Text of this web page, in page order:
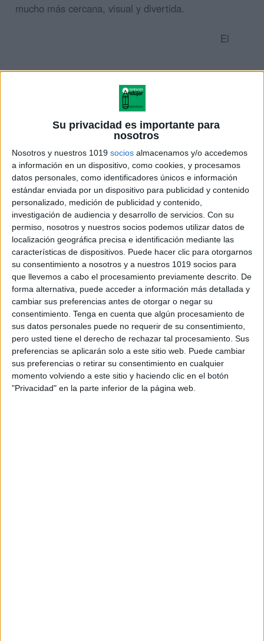
Su privacidad es importante para
nosotros
Nosotros y nuestros 1019 socios almacenamos y/o accedemos
a información en un dispositivo, como cookies, y procesamos
datos personales, como identificadores únicos e información
estándar enviada por un dispositivo para publicidad y contenido
personalizado, medición de publicidad y contenido,
investigación de audiencia y desarrollo de servicios. Con su
permiso, nosotros y nuestros socios podemos utilizar datos de
localización geográfica precisa e identificación mediante las
características de dispositivos. Puede hacer clic para otorgarnos
su consentimiento a nosotros y a nuestros 1019 socios para
que llevemos a cabo el procesamiento previamente descrito. De
forma alternativa, puede acceder a información más detallada y
cambiar sus preferencias antes de otorgar o negar su
consentimiento. Tenga en cuenta que algún procesamiento de
sus datos personales puede no requerir de su consentimiento,
pero usted tiene el derecho de rechazar tal procesamiento. Sus
preferencias se aplicarán solo a este sitio web. Puede cambiar
sus preferencias o retirar su consentimiento en cualquier
momento volviendo a este sitio y haciendo clic en el botón
"Privacidad" en la parte inferior de la página web.
mucho más cercana, visual y divertida.
El
recurso incluye 10 fichas diferentes con personajes
del universo Toy Story y permite trabajar de forma
creativa la descripción de personajes, el vocabulario,
la construcción de frases, la expresión escrita, la
comprensión y la imaginación. Puede utilizarse en
Primaria como actividad individual, por parejas o
incluso como punto de partida para exposiciones
orales y juegos de adivinanzas.
ÚNETE A NUESTRO GRUPO EXCLUSIVO DE
WHATSAPP